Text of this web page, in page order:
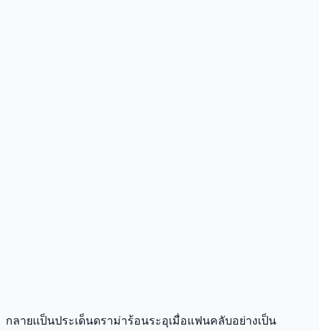
กลายเเป็นประเด็นดราม่าร้อนระอุเมื่อแฟนคลับอย่างเป็น